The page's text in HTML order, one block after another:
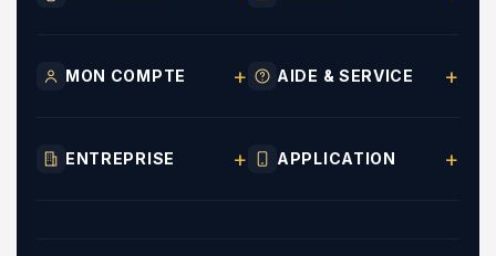
MON COMPTE AIDE & SERVICE
ENTREPRISE APPLICATION